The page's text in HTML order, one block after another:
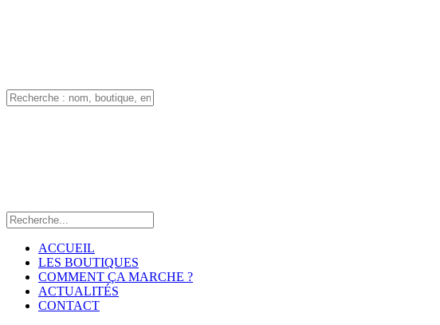
ACCUEIL
LES BOUTIQUES
COMMENT ÇA MARCHE ?
ACTUALITÉS
CONTACT